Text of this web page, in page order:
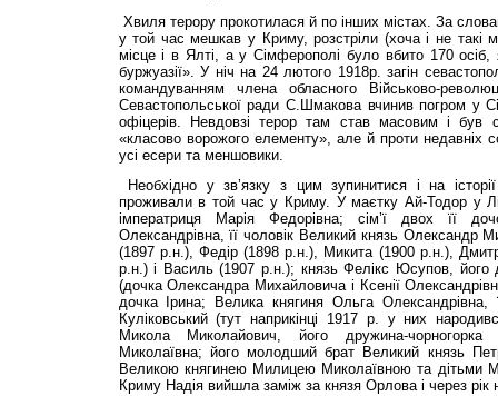
Хвиля терору прокотилася й по інших містах. За
у той час мешкав у Криму, розстріли (хоча і не такі
місце і в Ялті, а у Сімферополі було вбито 170 осіб,
буржуазії». У ніч на 24 лютого 1918р. загін
командуванням члена обласного Військово-
Севастопольської ради С.Шмакова вчинив погром у
офіцерів. Невдовзі терор там став масовим і був
«класово ворожого елементу», але й проти недавніх
усі есери та меншовики.
Необхідно у зв’язку з цим зупинитися і на
проживали в той час у Криму. У маєтку Ай-Тодор у
імператриця Марія Федорівна; сім’ї двох її
Олександрівна, її чоловік Великий князь Олександр
(1897 р.н.), Федір (1898 р.н.), Микита (1900 р.н.),
р.н.) і Василь (1907 р.н.); князь Фелікс Юсупов, його
(дочка Олександра Михайловича і Ксенії
дочка Ірина; Велика княгиня Ольга Олександрівна,
Куліковський (тут наприкінці 1917 р. у них
Микола Миколайович, його дружина-чорногорка
Миколаївна; його молодший брат Великий князь
Великою княгинею Милицею Миколаївною та дітьми
Криму Надія вийшла заміж за князя Орлова і через рік